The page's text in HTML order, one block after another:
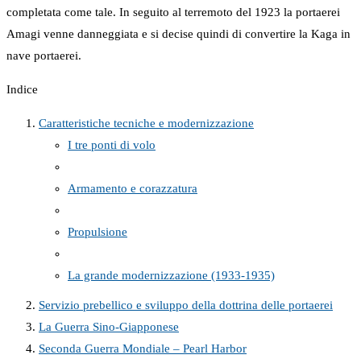
completata come tale. In seguito al terremoto del 1923 la portaerei
Amagi venne danneggiata e si decise quindi di convertire la Kaga in
nave portaerei.
Indice
Caratteristiche tecniche e modernizzazione
I tre ponti di volo
Armamento e corazzatura
Propulsione
La grande modernizzazione (1933-1935)
Servizio prebellico e sviluppo della dottrina delle portaerei
La Guerra Sino-Giapponese
Seconda Guerra Mondiale – Pearl Harbor